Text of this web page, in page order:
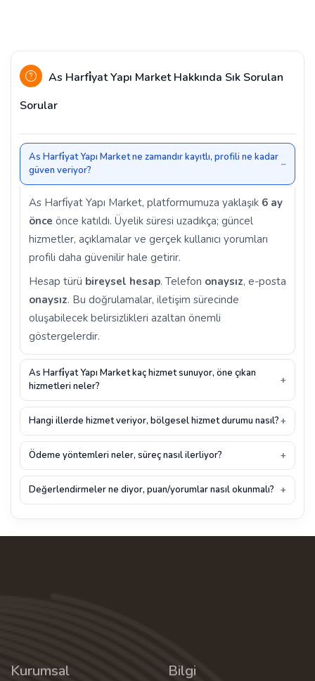
As Harfi̇yat Yapı Market Hakkında Sık Sorulan
Sorular
As Harfi̇yat Yapı Market ne zamandır kayıtlı, profili ne kadar
güven veriyor?
As Harfi̇yat Yapı Market, platformumuza yaklaşık 6 ay
önce önce katıldı. Üyelik süresi uzadıkça; güncel
hizmetler, açıklamalar ve gerçek kullanıcı yorumları
profili daha güvenilir hale getirir.
Hesap türü bireysel hesap. Telefon onaysız, e-posta
onaysız. Bu doğrulamalar, iletişim sürecinde
oluşabilecek belirsizlikleri azaltan önemli
göstergelerdir.
As Harfi̇yat Yapı Market kaç hizmet sunuyor, öne çıkan
hizmetleri neler?
Hangi illerde hizmet veriyor, bölgesel hizmet durumu nasıl?
Ödeme yöntemleri neler, süreç nasıl ilerliyor?
Değerlendirmeler ne diyor, puan/yorumlar nasıl okunmalı?
Kurumsal Bilgi